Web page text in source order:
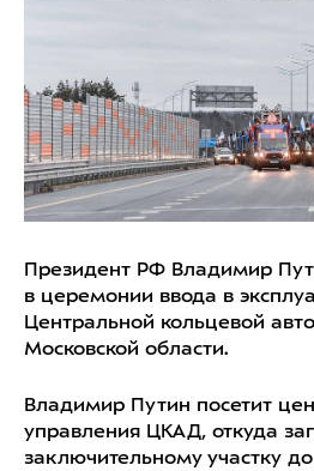
Президент РФ Владимир
в церемонии ввода в
Центральной кольцевой
Московской области.
Владимир Путин посетит
управления ЦКАД, откуда
заключительному участку